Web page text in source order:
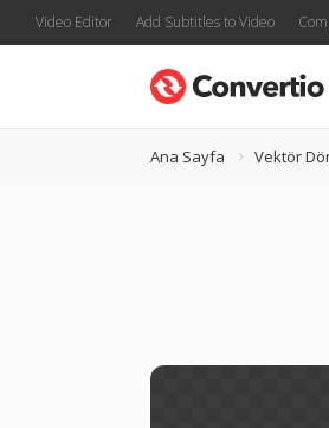
Video Editor Add Subtitles to Video
Ana Sayfa Vektör